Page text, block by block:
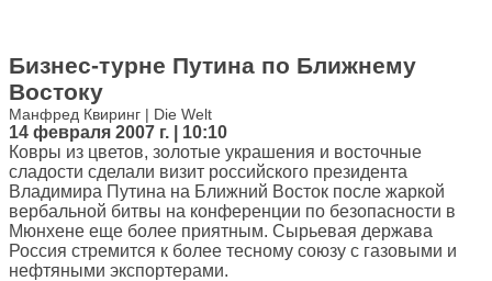
Бизнес-турне Путина по Ближнему
Востоку
Манфред Квиринг | Die Welt
14 февраля 2007 г. | 10:10
Ковры из цветов, золотые украшения и восточные
сладости сделали визит российского президента
Владимира Путина на Ближний Восток после жаркой
вербальной битвы на конференции по безопасности в
Мюнхене еще более приятным. Сырьевая держава
Россия стремится к более тесному союзу с газовыми и
нефтяными экспортерами.